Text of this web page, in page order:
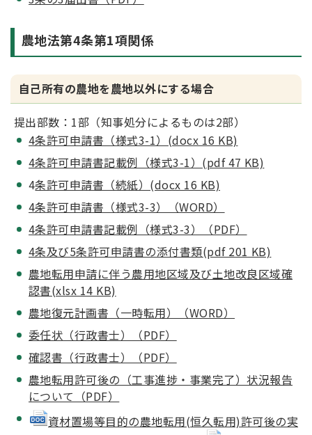
農地法第4条第1項関係
自己所有の農地を農地以外にする場合
提出部数：1部（知事処分によるものは2部）
4条許可申請書（様式3-1）(docx 16 KB)
4条許可申請書記載例（様式3-1）(pdf 47 KB)
4条許可申請書（続紙）(docx 16 KB)
4条許可申請書（様式3-3）（WORD）
4条許可申請書記載例（様式3-3）（PDF）
4条及び5条許可申請書の添付書類(pdf 201 KB)
農地転用申請に伴う農用地区域及び土地改良区域確
認書(xlsx 14 KB)
農地復元計画書（一時転用）（WORD）
委任状（行政書士）（PDF）
確認書（行政書士）（PDF）
農地転用許可後の（工事進捗・事業完了）状況報告
について（PDF）
資材置場等目的の農地転用(恒久転用)許可後の実